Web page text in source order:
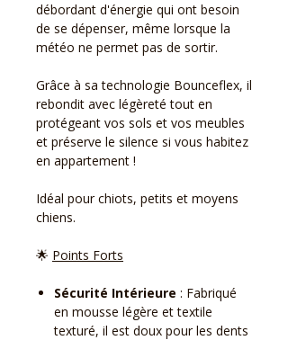
débordant d'énergie qui ont besoin
de se dépenser, même lorsque la
météo ne permet pas de sortir.
Grâce à sa technologie Bounceflex, il
rebondit avec légèreté tout en
protégeant vos sols et vos meubles
et préserve le silence si vous habitez
en appartement !
Idéal pour chiots, petits et moyens
chiens.
🌟 Points Forts
Sécurité Intérieure : Fabriqué
en mousse légère et textile
texturé, il est doux pour les dents